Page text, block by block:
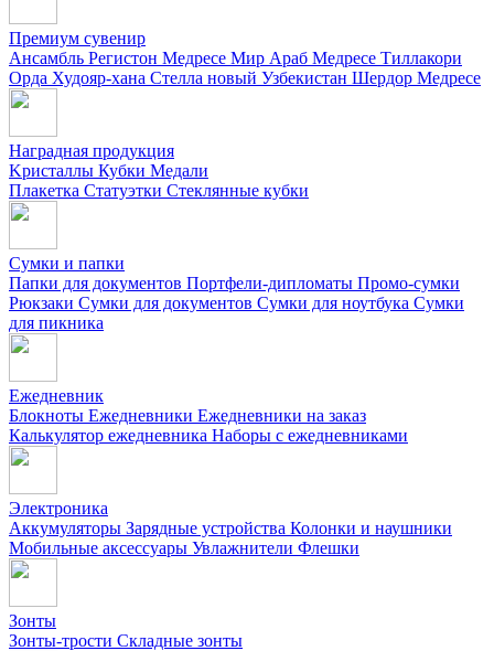
Премиум сувенир
Ансамбль Регистон Медресе Мир Араб Медресе Тиллакори
Орда Худояр-хана Стелла новый Узбекистан Шердор Медресе
Наградная продукция
Kристаллы Кубки Медали
Плакетка Статуэтки Стеклянные кубки
Сумки и папки
Папки для документов Портфели-дипломаты Промо-сумки
Рюкзаки Сумки для документов Сумки для ноутбука Сумки
для пикника
Ежедневник
Блокноты Ежедневники Ежедневники на заказ
Калькулятор ежедневника Наборы с ежедневниками
Электроника
Аккумуляторы Зарядные устройства Колонки и наушники
Мобильные аксессуары Увлажнители Флешки
Зонты
Зонты-трости Складные зонты